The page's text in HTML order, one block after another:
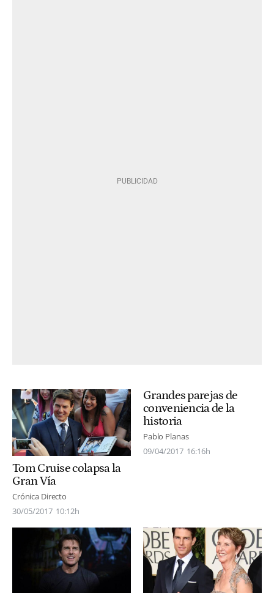
Tom Cruise colapsa la
Gran Vía
Crónica Directo
30/05/2017 10:12h
Grandes parejas de
conveniencia de la
historia
Pablo Planas
09/04/2017 16:16h